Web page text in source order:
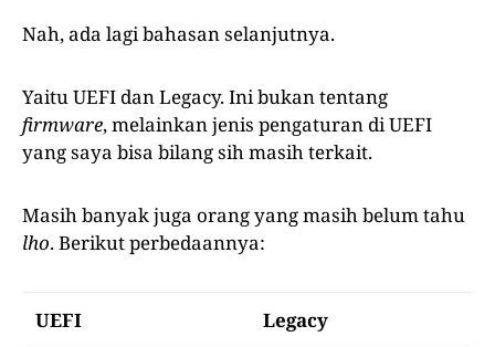
Nah, ada lagi bahasan selanjutnya.
Yaitu UEFI dan Legacy. Ini bukan tentang
firmware, melainkan jenis pengaturan di UEFI
yang saya bisa bilang sih masih terkait.
Masih banyak juga orang yang masih belum tahu
lho. Berikut perbedaannya:
UEFI Legacy